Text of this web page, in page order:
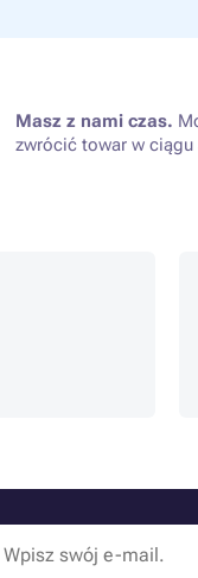
Masz z nami czas.
zwrócić towar w ciągu